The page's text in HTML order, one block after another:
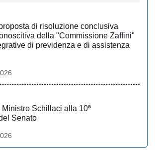
di risoluzione conclusiva
della "Commissione Zaffini"
di previdenza e di assistenza
Ministro Schillaci alla 10ª
Senato